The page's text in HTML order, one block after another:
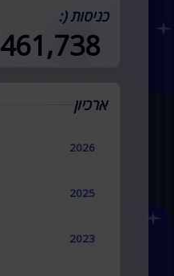
כניסות (:
461,738
ארכיון
2026
2025
2023